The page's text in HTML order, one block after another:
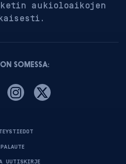
aukioloaikojen
SOMESSA:
PALAUTE
UUTISKIRJE